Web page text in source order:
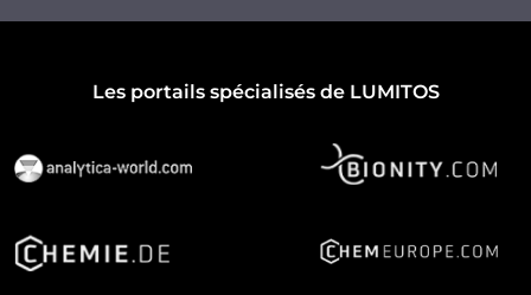
Les portails spécialisés de LUMITOS